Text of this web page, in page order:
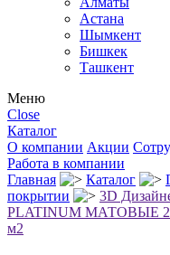
Астана
Шымкент
Бишкек
Ташкент
Меню
Close
Каталог
О компании Акции
Работа в компании
Главная
Каталог
покрытии
3D
PLATINUM МАТОВЫЕ
м2